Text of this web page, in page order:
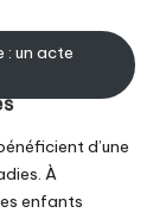
: un acte
d’une
À
enfants